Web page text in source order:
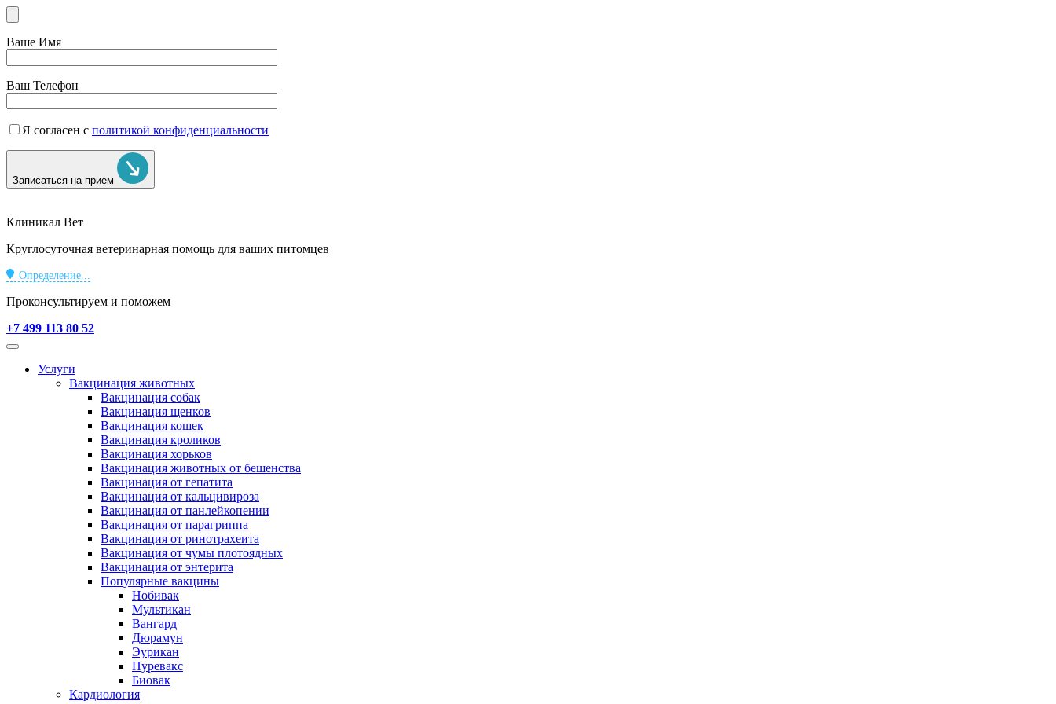
Ваше Имя
Ваш Телефон
Я согласен с политикой конфиденциальности
Записаться на прием
Клиникал Вет
Круглосуточная ветеринарная помощь для ваших питомцев
Определение...
Проконсультируем и поможем
+7 499 113 80 52
Услуги
Вакцинация животных
Вакцинация собак
Вакцинация щенков
Вакцинация кошек
Вакцинация кроликов
Вакцинация хорьков
Вакцинация животных от бешенства
Вакцинация от гепатита
Вакцинация от кальцивироза
Вакцинация от панлейкопении
Вакцинация от парагриппа
Вакцинация от ринотрахеита
Вакцинация от чумы плотоядных
Вакцинация от энтерита
Популярные вакцины
Нобивак
Мультикан
Вангард
Дюрамун
Эурикан
Пуревакс
Биовак
Кардиология